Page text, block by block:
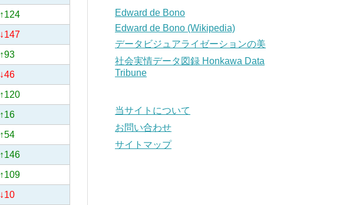
↑124
↓147
↑93
↓46
↑120
↑16
↑54
↑146
↑109
↓10
Edward de Bono
Edward de Bono (Wikipedia)
データビジュアライゼーションの美
社会実情データ図録 Honkawa Data
Tribune
当サイトについて
お問い合わせ
サイトマップ